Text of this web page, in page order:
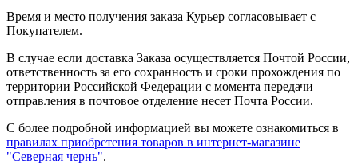
Время и место получения заказа Курьер согласовывает с
Покупателем.
В случае если доставка Заказа осуществляется Почтой России,
ответственность за его сохранность и сроки прохождения по
территории Российской Федерации с момента передачи
отправления в почтовое отделение несет Почта России.
С более подробной информацией вы можете ознакомиться в
правилах приобретения товаров в интернет-магазине
"Северная чернь".